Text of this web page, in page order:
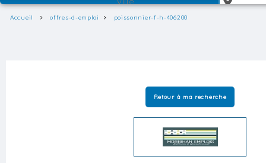
Accueil offres-d-emploi poissonnier-f-h-406200
Retour à ma recherche